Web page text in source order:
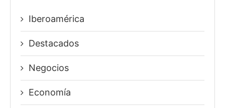
Iberoamérica
Destacados
Negocios
Economía